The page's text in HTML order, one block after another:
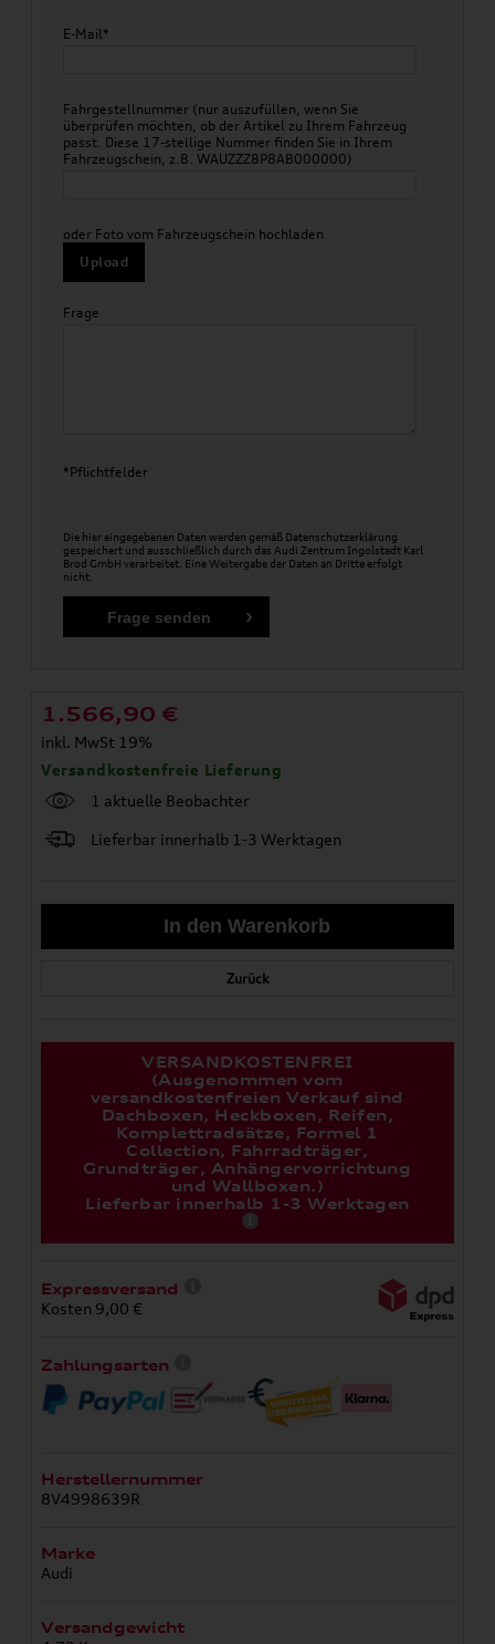
E-Mail*
Fahrgestellnummer (nur auszufüllen, wenn Sie
überprüfen möchten, ob der Artikel zu Ihrem Fahrzeug
passt. Diese 17-stellige Nummer finden Sie in Ihrem
Fahrzeugschein, z.B. WAUZZZ8P8AB000000)
oder Foto vom Fahrzeugschein hochladen
Upload
Frage
*Pflichtfelder
Die hier eingegebenen Daten werden gemäß Datenschutzerklärung
gespeichert und ausschließlich durch das Audi Zentrum Ingolstadt Karl
Brod GmbH verarbeitet. Eine Weitergabe der Daten an Dritte erfolgt
nicht.
1.566,90 €
inkl. MwSt 19%
Versandkostenfreie Lieferung
1 aktuelle Beobachter
Lieferbar innerhalb 1-3 Werktagen
Zurück
VERSANDKOSTENFREI
(Ausgenommen vom
versandkostenfreien Verkauf sind
Dachboxen, Heckboxen, Reifen,
Komplettradsätze, Formel 1
Collection, Fahrradträger,
Grundträger, Anhängervorrichtung
und Wallboxen.)
Lieferbar innerhalb 1-3 Werktagen
Expressversand
Kosten 9,00 €
Zahlungsarten
Herstellernummer
8V4998639R
Marke
Audi
Versandgewicht